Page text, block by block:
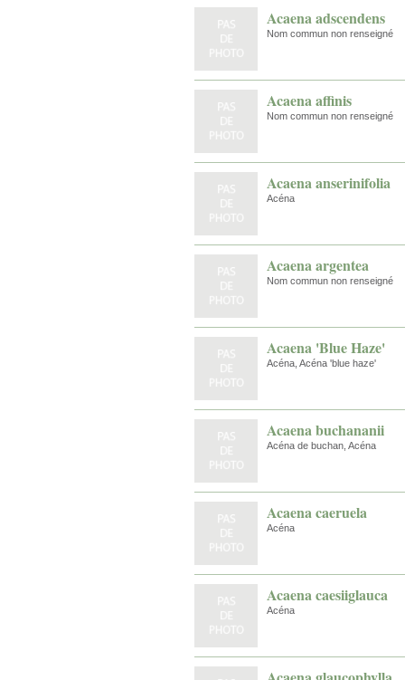
Acaena adscendens
Nom commun non renseigné
Acaena affinis
Nom commun non renseigné
Acaena anserinifolia
Acéna
Acaena argentea
Nom commun non renseigné
Acaena 'Blue Haze'
Acéna, Acéna 'blue haze'
Acaena buchananii
Acéna de buchan, Acéna
Acaena caeruela
Acéna
Acaena caesiiglauca
Acéna